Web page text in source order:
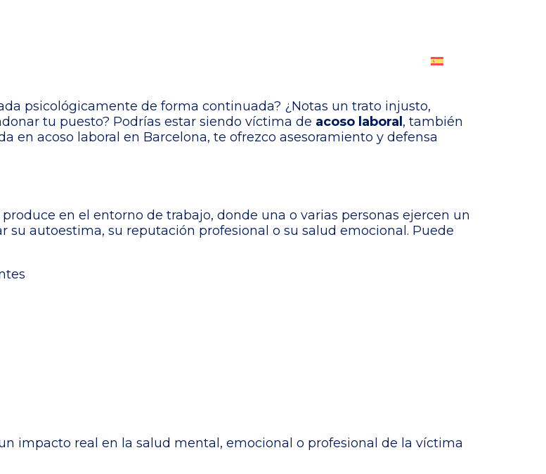
psicológicamente de forma continuada? ¿Notas un trato injusto,
tu puesto? Podrías estar siendo víctima de acoso laboral , también
en acoso laboral en Barcelona, te ofrezco asesoramiento y defensa
en el entorno de trabajo, donde una o varias personas ejercen un
autoestima, su reputación profesional o su salud emocional. Puede
impacto real en la salud mental, emocional o profesional de la víctima